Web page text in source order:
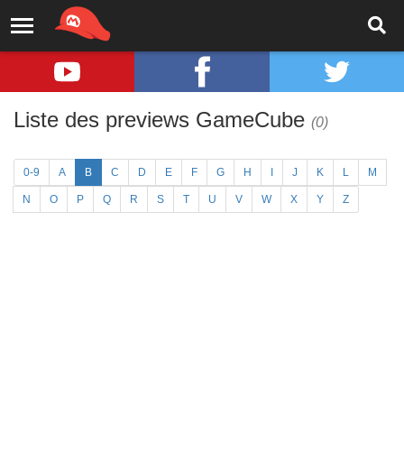
Liste des previews GameCube (0)
0-9 A B C D E F G H J K L M
N O P Q R S T U V W X Y Z